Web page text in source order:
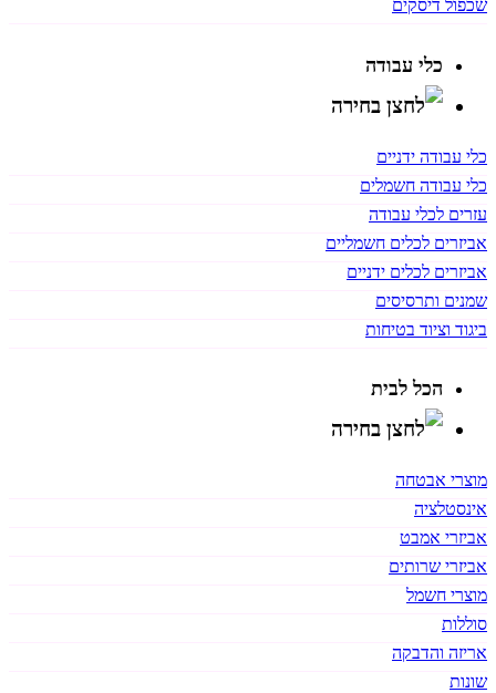
שכפול דיסקים
כלי עבודה
כלי עבודה ידניים
כלי עבודה חשמלים
עזרים לכלי עבודה
אביזרים לכלים חשמליים
אביזרים לכלים ידניים
שמנים ותרסיסים
ביגוד וציוד בטיחות
הכל לבית
מוצרי אבטחה
אינסטלציה
אביזרי אמבט
אביזרי שרותים
מוצרי חשמל
סוללות
אריזה והדבקה
שונות